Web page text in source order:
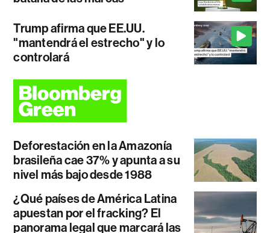
Trump afirma que EE.UU.
"mantendrá el estrecho" y lo
controlará
Deforestación en la Amazonía
brasileña cae 37% y apunta a su
nivel más bajo desde 1988
¿Qué países de América Latina
apuestan por el fracking? El
panorama legal que marcará las